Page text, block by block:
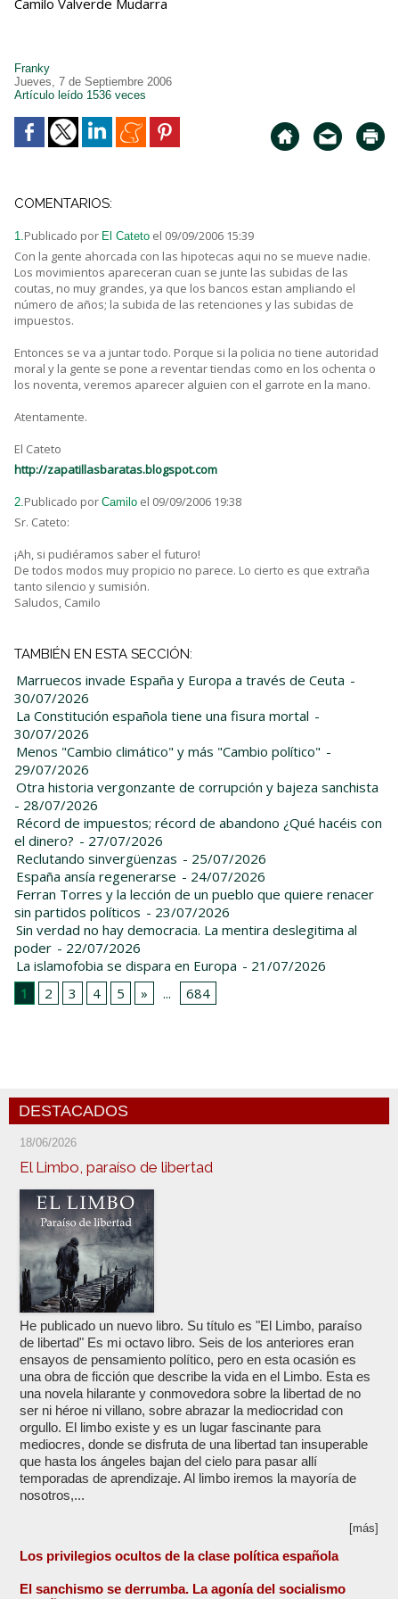
Camilo Valverde Mudarra
Franky
Jueves, 7 de Septiembre 2006
Artículo leído 1536 veces
COMENTARIOS:
1.Publicado por El Cateto el 09/09/2006 15:39
Con la gente ahorcada con las hipotecas aqui no se mueve nadie.
Los movimientos apareceran cuan se junte las subidas de las
coutas, no muy grandes, ya que los bancos estan ampliando el
número de años; la subida de las retenciones y las subidas de
impuestos.
Entonces se va a juntar todo. Porque si la policia no tiene autoridad
moral y la gente se pone a reventar tiendas como en los ochenta o
los noventa, veremos aparecer alguien con el garrote en la mano.
Atentamente.
El Cateto
http://zapatillasbaratas.blogspot.com
2.Publicado por Camilo el 09/09/2006 19:38
Sr. Cateto:
¡Ah, si pudiéramos saber el futuro!
De todos modos muy propicio no parece. Lo cierto es que extraña
tanto silencio y sumisión.
Saludos, Camilo
TAMBIÉN EN ESTA SECCIÓN:
Marruecos invade España y Europa a través de Ceuta -
30/07/2026
La Constitución española tiene una fisura mortal -
30/07/2026
Menos "Cambio climático" y más "Cambio político" -
29/07/2026
Otra historia vergonzante de corrupción y bajeza sanchista
- 28/07/2026
Récord de impuestos; récord de abandono ¿Qué hacéis con
el dinero? - 27/07/2026
Reclutando sinvergüenzas - 25/07/2026
España ansía regenerarse - 24/07/2026
Ferran Torres y la lección de un pueblo que quiere renacer
sin partidos políticos - 23/07/2026
Sin verdad no hay democracia. La mentira deslegitima al
poder - 22/07/2026
La islamofobia se dispara en Europa - 21/07/2026
1
2 3 4 5 » ... 684
DESTACADOS
18/06/2026
El Limbo, paraíso de libertad
He publicado un nuevo libro. Su título es "El Limbo, paraíso
de libertad" Es mi octavo libro. Seis de los anteriores eran
ensayos de pensamiento político, pero en esta ocasión es
una obra de ficción que describe la vida en el Limbo. Esta es
una novela hilarante y conmovedora sobre la libertad de no
ser ni héroe ni villano, sobre abrazar la mediocridad con
orgullo. El limbo existe y es un lugar fascinante para
mediocres, donde se disfruta de una libertad tan insuperable
que hasta los ángeles bajan del cielo para pasar allí
temporadas de aprendizaje. Al limbo iremos la mayoría de
nosotros,...
[más]
Los privilegios ocultos de la clase política española
El sanchismo se derrumba. La agonía del socialismo